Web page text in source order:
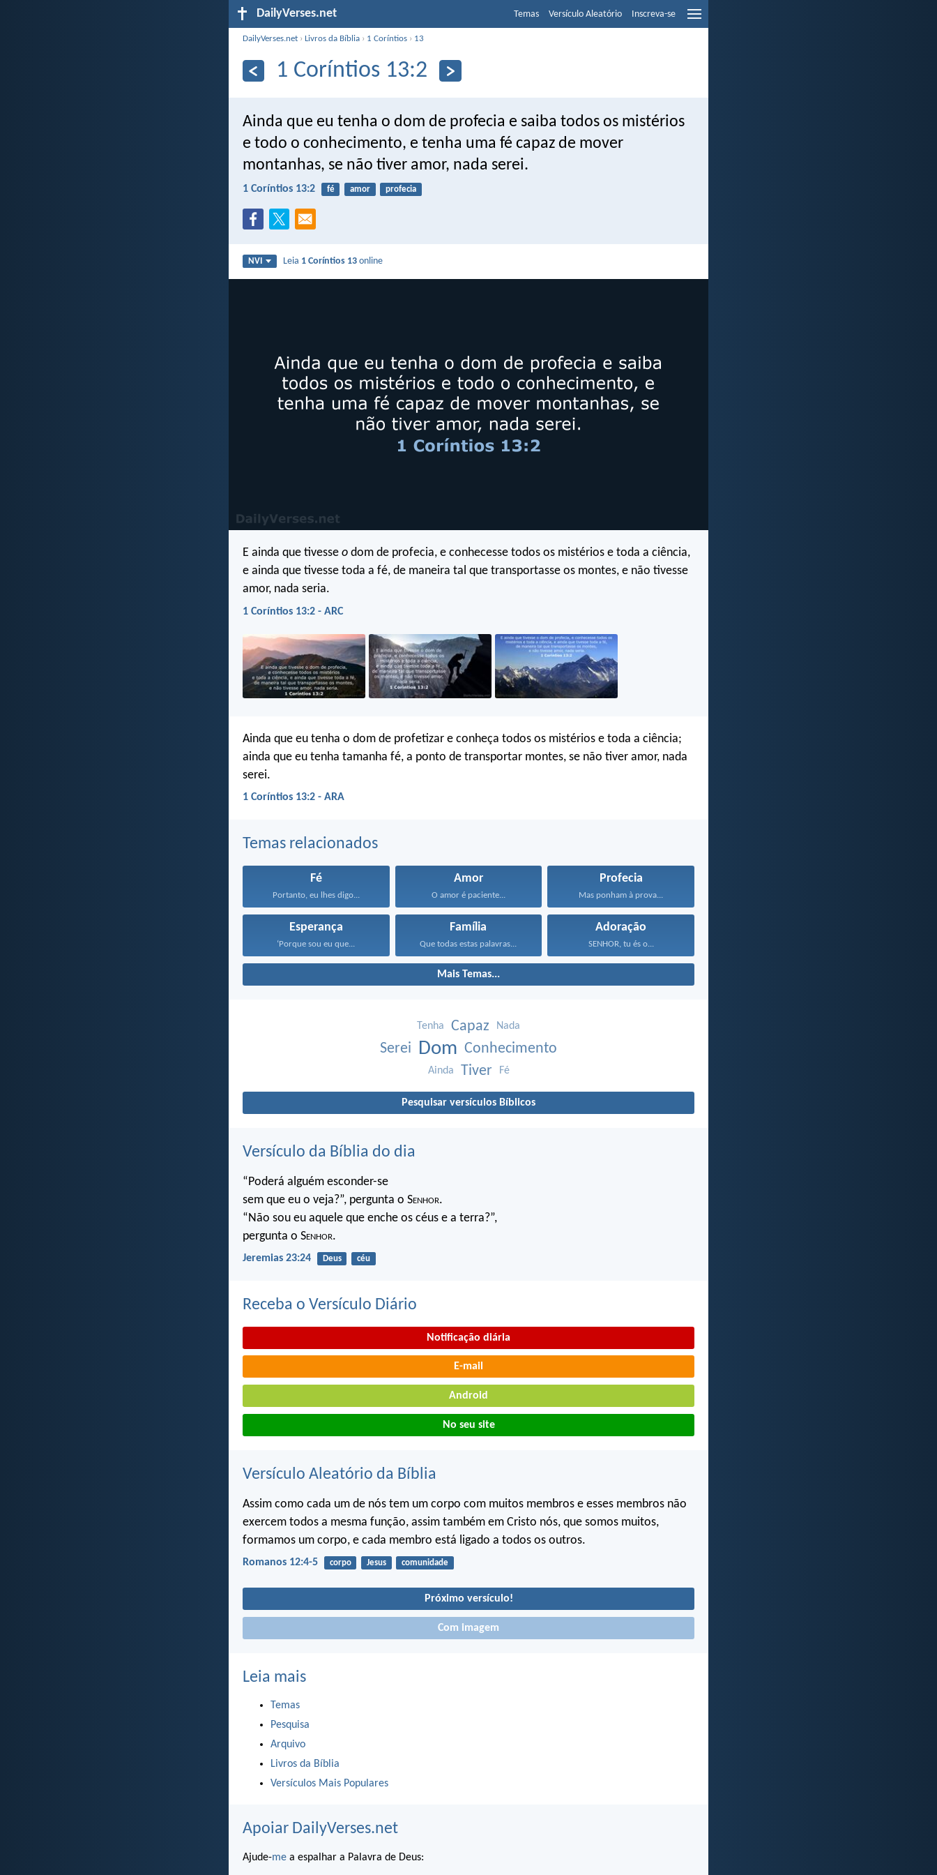
DailyVerses.net Temas Versículo Aleatório Inscreva-se
DailyVerses.net ›Livros da Bíblia › 1 Coríntios › 13
1 Coríntios 13:2
Ainda que eu tenha o dom de profecia e saiba todos os mistérios
e todo o conhecimento, e tenha uma fé capaz de mover
montanhas, se não tiver amor, nada serei.
1 Coríntios 13:2 fé amor profecia
NVI Leia 1 Coríntios 13 online
E ainda que tivesse o dom de profecia, e conhecesse todos os mistérios e toda a ciência,
e ainda que tivesse toda a fé, de maneira tal que transportasse os montes, e não tivesse
amor, nada seria.
1 Coríntios 13:2 - ARC
Ainda que eu tenha o dom de profetizar e conheça todos os mistérios e toda a ciência;
ainda que eu tenha tamanha fé, a ponto de transportar montes, se não tiver amor, nada
serei.
1 Coríntios 13:2 - ARA
Temas relacionados
Fé
Portanto, eu lhes digo...
Amor
O amor é paciente...
Profecia
Mas ponham à prova...
Esperança
‘Porque sou eu que...
Família
Que todas estas palavras...
Adoração
SENHOR, tu és o...
Mais Temas...
Tenha Capaz Nada
Serei Dom Conhecimento
Ainda Tiver Fé
Pesquisar versículos Bíblicos
Versículo da Bíblia do dia
“Poderá alguém esconder-se
sem que eu o veja?”, pergunta o Senhor.
“Não sou eu aquele que enche os céus e a terra?”,
pergunta o Senhor.
Jeremias 23:24 Deus céu
Receba o Versículo Diário
Notificação diária
E-mail
Android
No seu site
Versículo Aleatório da Bíblia
Assim como cada um de nós tem um corpo com muitos membros e esses membros não
exercem todos a mesma função, assim também em Cristo nós, que somos muitos,
formamos um corpo, e cada membro está ligado a todos os outros.
Romanos 12:4-5 corpo Jesus comunidade
Próximo versículo!
Com imagem
Leia mais
Temas
Pesquisa
Arquivo
Livros da Bíblia
Versículos Mais Populares
Apoiar DailyVerses.net
Ajude-me a espalhar a Palavra de Deus: